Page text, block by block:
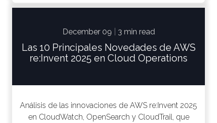
December 09 3 min read
Las 10 Principales Novedades de AWS
re:Invent 2025 en Cloud Operations
Análisis de las innovaciones de AWS re:Invent 2025
en CloudWatch, OpenSearch y CloudTrail, que